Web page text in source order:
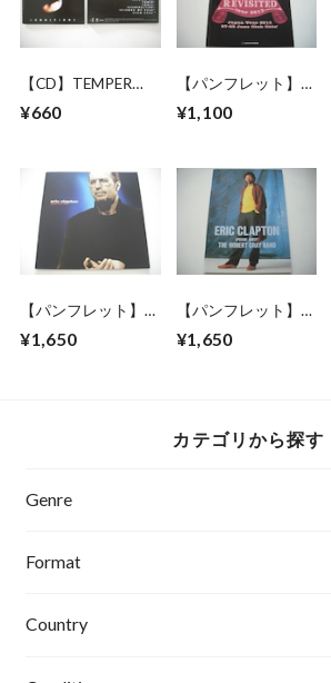
【CD】TEMPER
TRAP /
CONDITIONS
¥660
【パンフレット】
STEVE HACKETT
JAPAN TOUR 2013
¥1,100
【パンフレット】
ERIC CLAPTON /
1999 JAPAN TOUR
¥1,650
【パンフレット】
ERIC CLAPTON /
1987 JAPAN TOUR
¥1,650
カテゴリから探す
Genre
Format
Country